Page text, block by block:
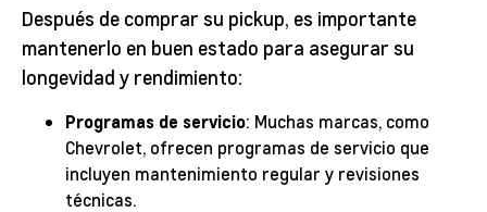
Después de comprar su pickup, es importante
mantenerlo en buen estado para asegurar su
longevidad y rendimiento:
Programas de servicio: Muchas marcas, como
Chevrolet, ofrecen programas de servicio que
incluyen mantenimiento regular y revisiones
técnicas.